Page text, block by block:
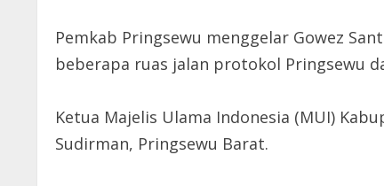
Pemkab Pringsewu menggelar Gowez
beberapa ruas jalan protokol Pringsewu
Ketua Majelis Ulama Indonesia (MUI)
Sudirman, Pringsewu Barat.